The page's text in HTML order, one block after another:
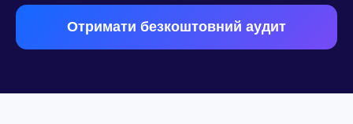
Отримати безкоштовний аудит